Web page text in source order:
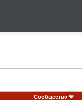
Сообщество